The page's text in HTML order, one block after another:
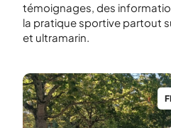
témoignages, des
la pratique sportive partout
et ultramarin.